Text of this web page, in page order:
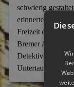
schwierig
erinnerte sich
Freizeit öfters
Bremer Altstadt
Detektive zur
Untertauchen der